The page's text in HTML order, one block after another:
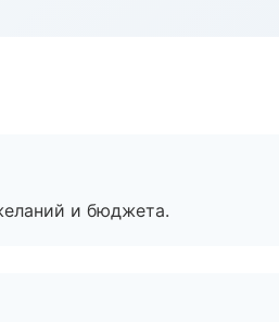
и бюджета.